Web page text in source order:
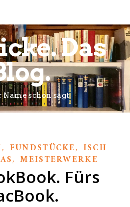
Das
schon sagt.
, FUNDSTÜCKE, ISCH
,MEISTERWERKE
Fürs